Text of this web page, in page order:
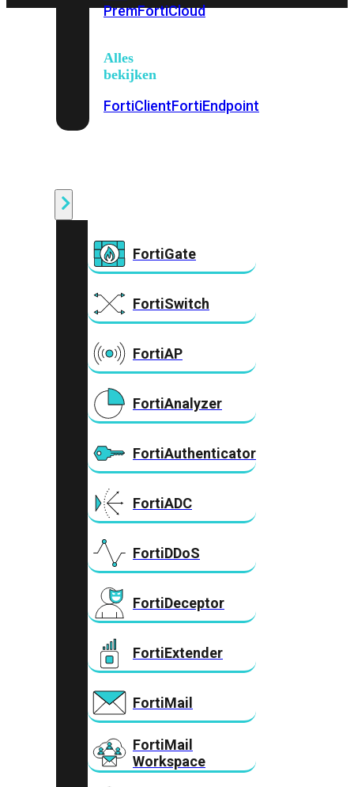
PremFortiCloud
Alles
bekijken
FortiClientFortiEndpoint
FortiGate
FortiSwitch
FortiAP
FortiAnalyzer
FortiAuthenticator
FortiADC
FortiDDoS
FortiDeceptor
FortiExtender
FortiMail
FortiMail
Workspace